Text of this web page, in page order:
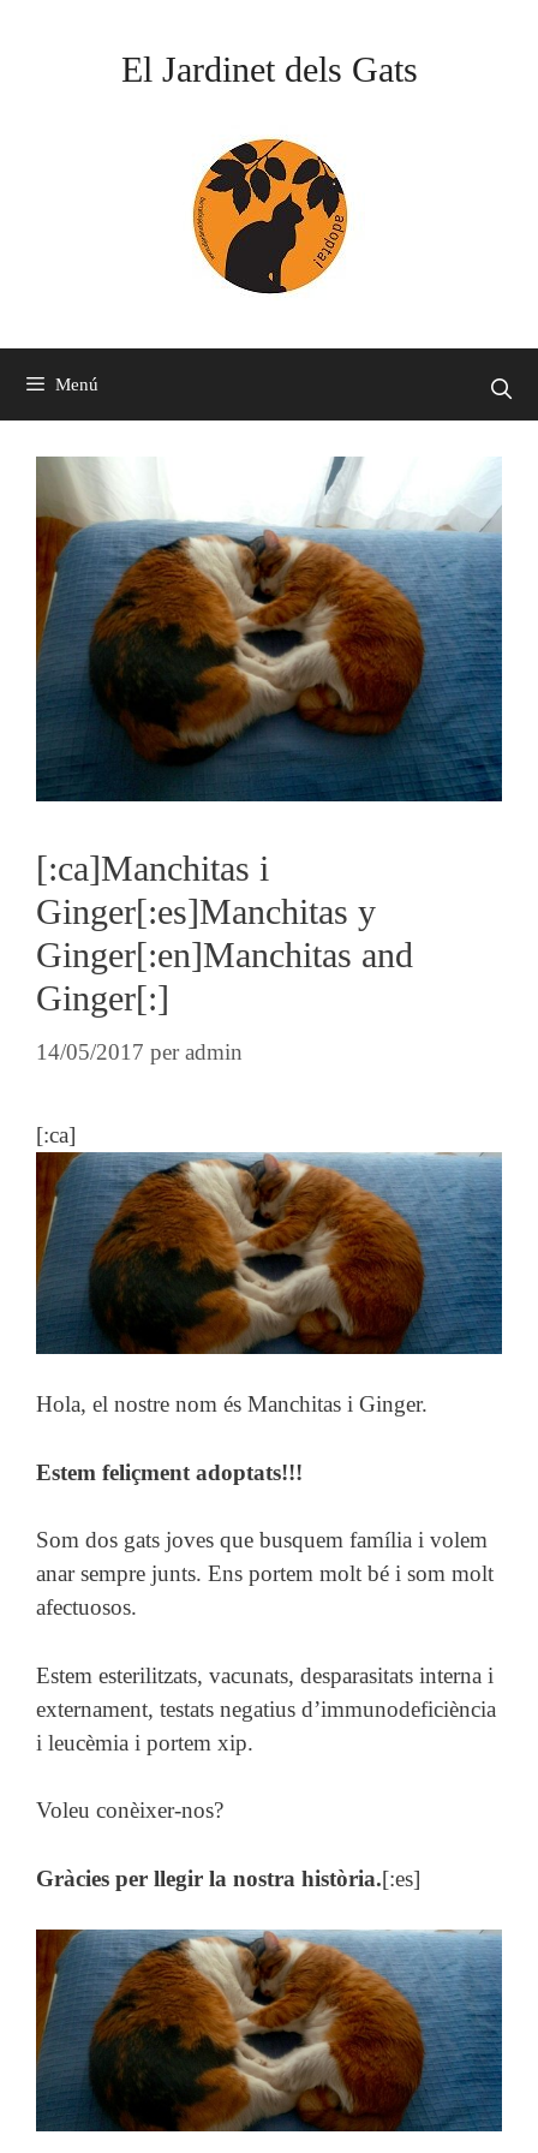
El Jardinet dels Gats
Menú
[:ca]Manchitas i
Ginger[:es]Manchitas y
Ginger[:en]Manchitas and
Ginger[:]
14/05/2017 peradmin
[:ca]
Hola, el nostre nom és Manchitas i Ginger.
Estem feliçment adoptats!!!
Som dos gats joves que busquem família i volem
anar sempre junts. Ens portem molt bé i som molt
afectuosos.
Estem esterilitzats, vacunats, desparasitats interna i
externament, testats negatius d’immunodeficiència
i leucèmia i portem xip.
Voleu conèixer-nos?
Gràcies per llegir la nostra història.[:es]